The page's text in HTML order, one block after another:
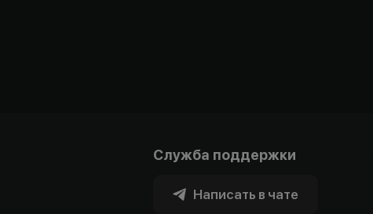
Служба поддержки
Написать в чате